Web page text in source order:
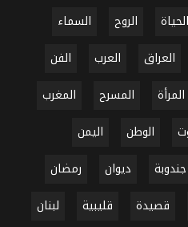
الحياة الروح
السماء
العراق العرب
الفن
المرأة المسرح
المغرب
الوطن
اليمن
جندوبة ديوان
رمضان
قصيدة قليبية لبنان